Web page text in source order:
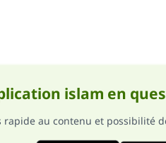
islam en
rapide au contenu et possibilité